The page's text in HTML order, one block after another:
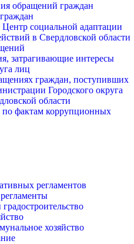
обращений граждан
социальной адаптации
в Свердловской области
затрагивающие интересы
лиц
граждан, поступивших
Городского округа
области
фактам коррупционных
регламентов
хозяйство